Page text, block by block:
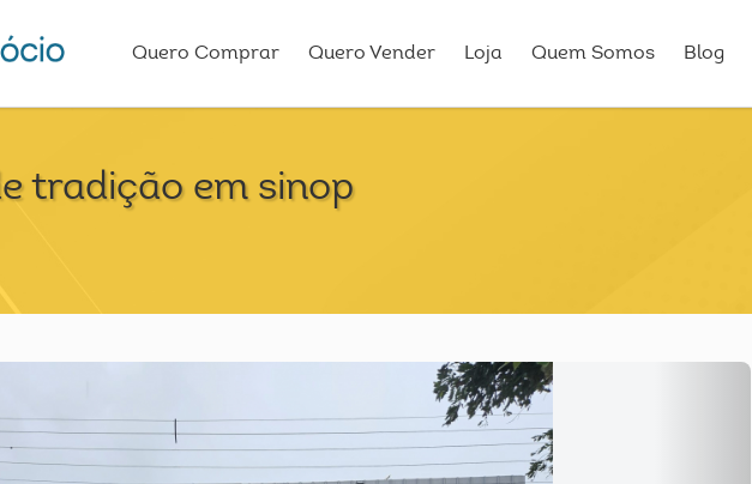
Quero Comprar Quero Vender Loja Quem Somos Blog
tradição em sinop